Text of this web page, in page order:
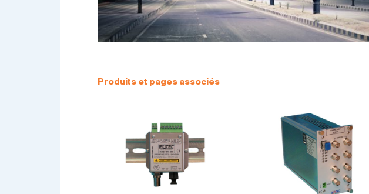
Produits et pages associés